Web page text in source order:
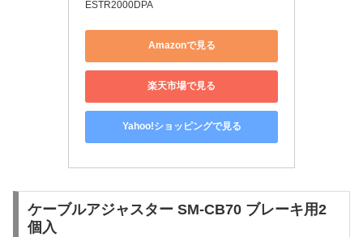
ESTR2000DPA
Amazonで見る
楽天市場で見る
Yahoo!ショッピングで見る
ケーブルアジャスター SM-CB70 ブレーキ用2
個入